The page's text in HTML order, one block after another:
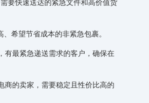
希望节省成本的非紧急包裹。
有最紧急递送需求的客户，确保在
商的卖家，需要稳定且性价比高的